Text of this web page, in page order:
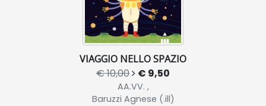
VIAGGIO NELLO SPAZIO
€ 10,00 € 9,50
AA.VV. ,
Baruzzi Agnese (.ill)